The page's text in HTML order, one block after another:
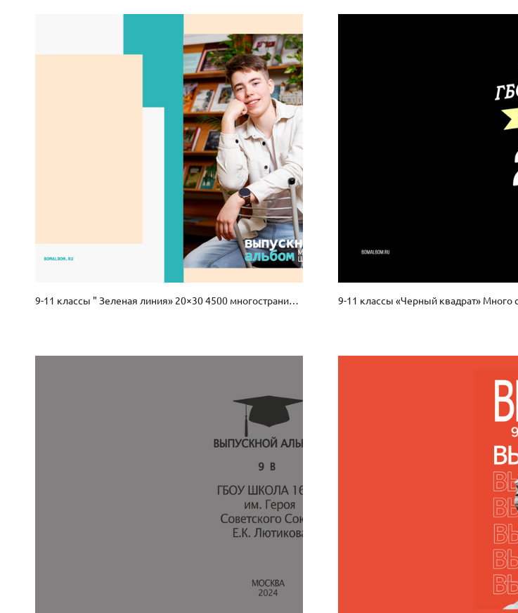
9-11 классы " Зеленая линия» 20×30 4500 многостраничный с типографскими страницами